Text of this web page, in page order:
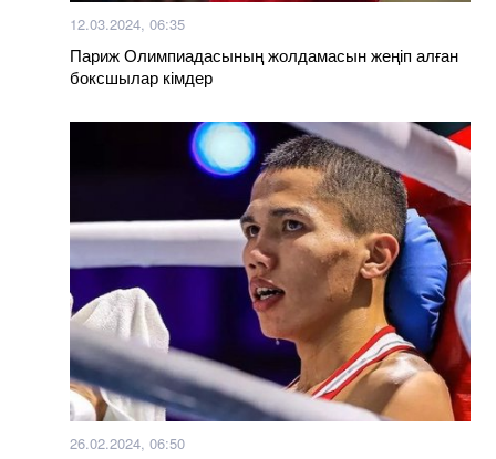
12.03.2024, 06:35
Париж Олимпиадасының жолдамасын жеңіп алған
боксшылар кімдер
26.02.2024, 06:50